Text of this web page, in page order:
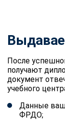
После
получают
документ
учебного
Данные
ФРДО;